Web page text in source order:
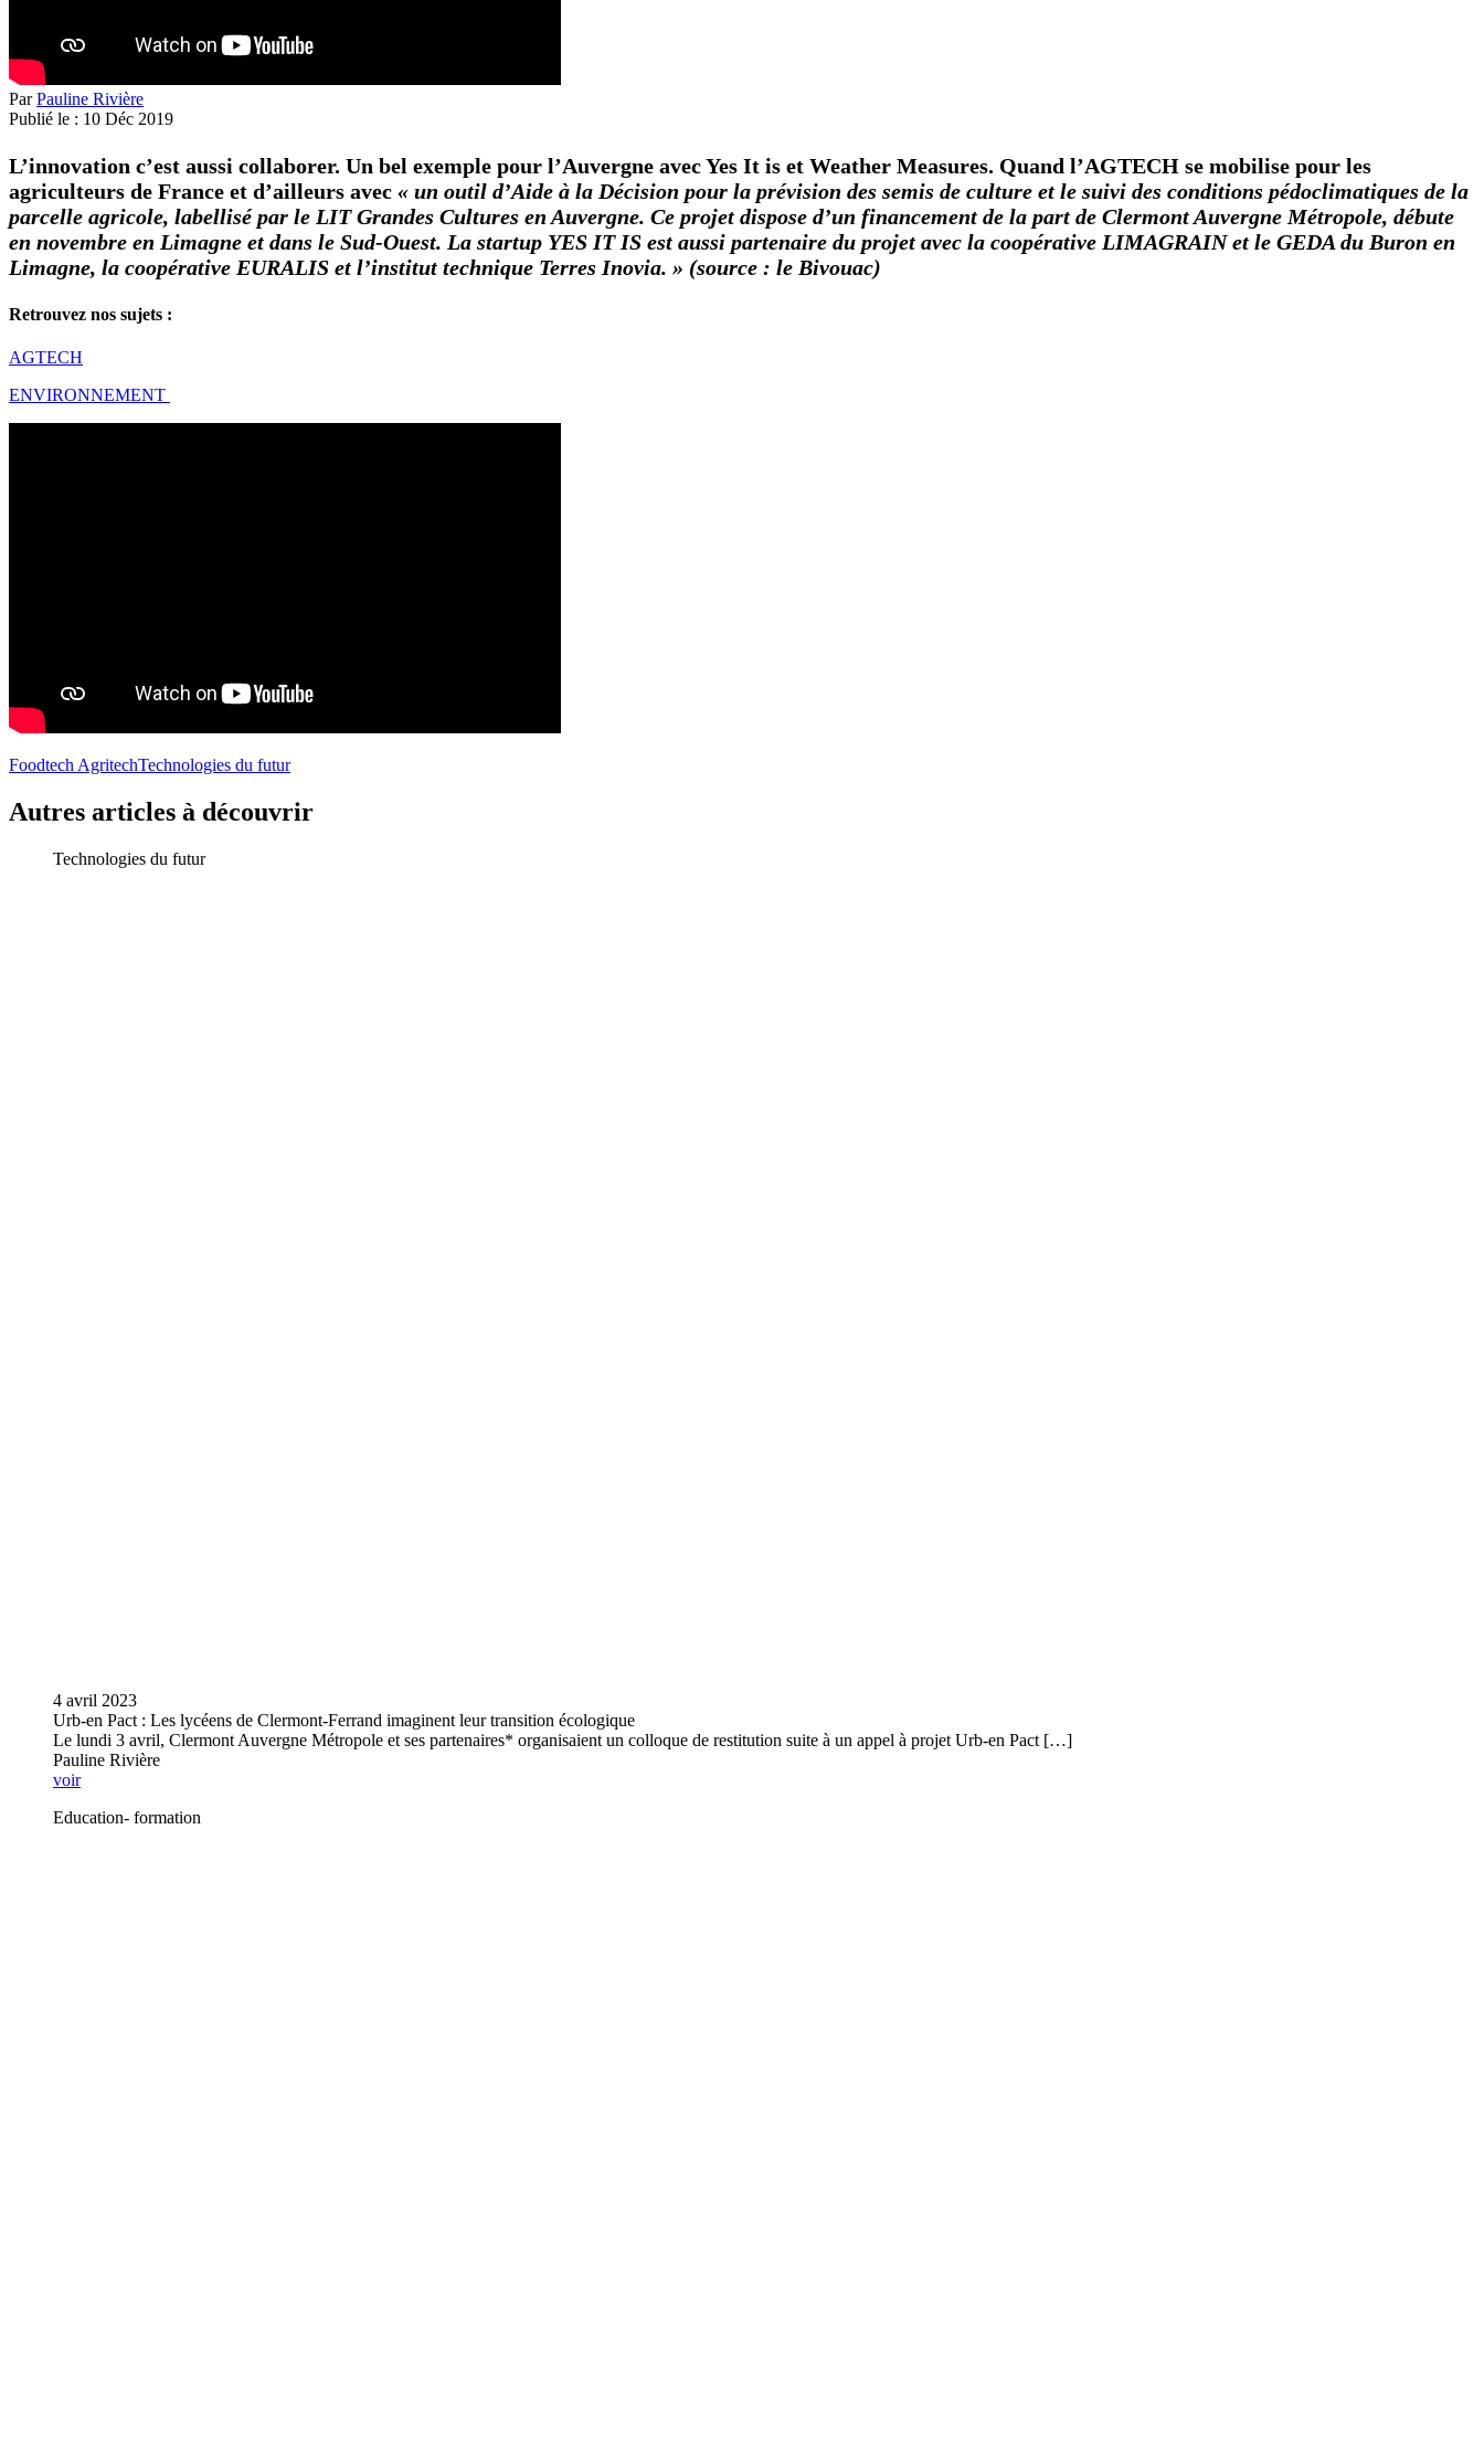
ParPauline Rivière
Publié le : 10 Déc 2019
L’innovation c’est aussi collaborer. Un bel exemple pour l’Auvergne avec Yes It is et Weather Measures. Quand l’AGTECH se mobilise pour les
agriculteurs de France et d’ailleurs avec « un outil d’Aide à la Décision pour la prévision des semis de culture et le suivi des conditions pédoclimatiques de la
parcelle agricole, labellisé par le LIT Grandes Cultures en Auvergne. Ce projet dispose d’un financement de la part de Clermont Auvergne Métropole, débute
en novembre en Limagne et dans le Sud-Ouest. La startup YES IT IS est aussi partenaire du projet avec la coopérative LIMAGRAIN et le GEDA du Buron en
Limagne, la coopérative EURALIS et l’institut technique Terres Inovia. » (source : le Bivouac)
Retrouvez nos sujets :
AGTECH
ENVIRONNEMENT
Foodtech AgritechTechnologies du futur
Autres articles à découvrir
Technologies du futur
4 avril 2023
Urb-en Pact : Les lycéens de Clermont-Ferrand imaginent leur transition écologique
Le lundi 3 avril, Clermont Auvergne Métropole et ses partenaires* organisaient un colloque de restitution suite à un appel à projet Urb-en Pact […]
Pauline Rivière
voir
Education- formation